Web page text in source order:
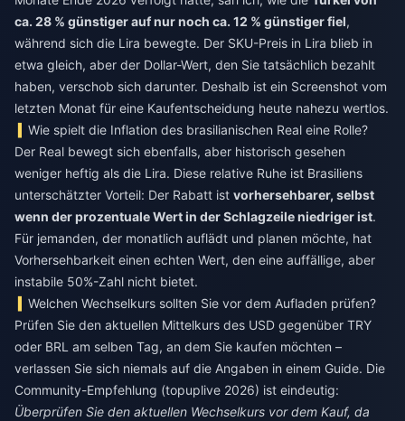
ca. 28 % günstiger auf nur noch ca. 12 % günstiger fiel,
während sich die Lira bewegte. Der SKU-Preis in Lira blieb in
etwa gleich, aber der Dollar-Wert, den Sie tatsächlich bezahlt
haben, verschob sich darunter. Deshalb ist ein Screenshot vom
letzten Monat für eine Kaufentscheidung heute nahezu wertlos.
Wie spielt die Inflation des brasilianischen Real eine Rolle?
Der Real bewegt sich ebenfalls, aber historisch gesehen
weniger heftig als die Lira. Diese relative Ruhe ist Brasiliens
unterschätzter Vorteil: Der Rabatt ist vorhersehbarer, selbst
wenn der prozentuale Wert in der Schlagzeile niedriger ist.
Für jemanden, der monatlich auflädt und planen möchte, hat
Vorhersehbarkeit einen echten Wert, den eine auffällige, aber
instabile 50%-Zahl nicht bietet.
Welchen Wechselkurs sollten Sie vor dem Aufladen prüfen?
Prüfen Sie den aktuellen Mittelkurs des USD gegenüber TRY
oder BRL am selben Tag, an dem Sie kaufen möchten –
verlassen Sie sich niemals auf die Angaben in einem Guide. Die
Community-Empfehlung (topuplive 2026) ist eindeutig:
Überprüfen Sie den aktuellen Wechselkurs vor dem Kauf, da